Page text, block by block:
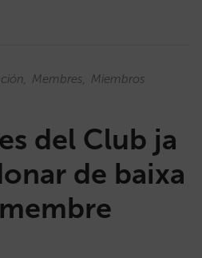
Membres Miembros
del Club ja
de baixa